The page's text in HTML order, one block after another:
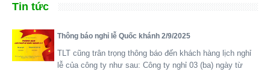
Tin tức
Thông báo nghỉ lễ Quốc khánh 2/9/2025
TLT cũng trân trọng thông báo đến khách hàng lịch nghỉ
lễ của công ty như sau: Công ty nghỉ 03 (ba) ngày từ